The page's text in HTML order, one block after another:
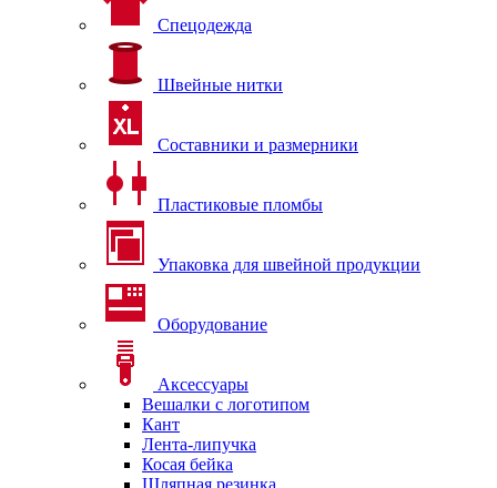
Спецодежда
Швейные нитки
Составники и размерники
Пластиковые пломбы
Упаковка для швейной продукции
Оборудование
Аксессуары
Вешалки с логотипом
Кант
Лента-липучка
Косая бейка
Шляпная резинка